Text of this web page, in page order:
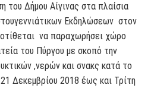
του Δήμου Αίγινας στα πλαίσια
Εκδηλώσεων στον
να παραχωρήσει χώρο
του Πύργου με σκοπό την
,νερών και σνακς κατά το
Δεκεμβρίου 2018 έως και Τρίτη